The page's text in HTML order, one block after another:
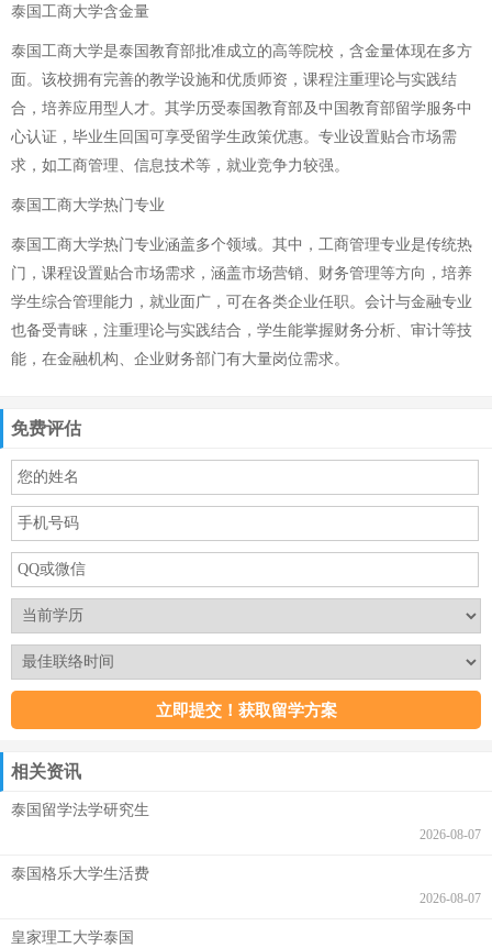
泰国工商大学含金量
泰国工商大学是泰国教育部批准成立的高等院校，含金量体现在多方
面。该校拥有完善的教学设施和优质师资，课程注重理论与实践结
合，培养应用型人才。其学历受泰国教育部及中国教育部留学服务中
心认证，毕业生回国可享受留学生政策优惠。专业设置贴合市场需
求，如工商管理、信息技术等，就业竞争力较强。
泰国工商大学热门专业
泰国工商大学热门专业涵盖多个领域。其中，工商管理专业是传统热
门，课程设置贴合市场需求，涵盖市场营销、财务管理等方向，培养
学生综合管理能力，就业面广，可在各类企业任职。会计与金融专业
也备受青睐，注重理论与实践结合，学生能掌握财务分析、审计等技
能，在金融机构、企业财务部门有大量岗位需求。
免费评估
相关资讯
泰国留学法学研究生
2026-08-07
泰国格乐大学生活费
2026-08-07
皇家理工大学泰国